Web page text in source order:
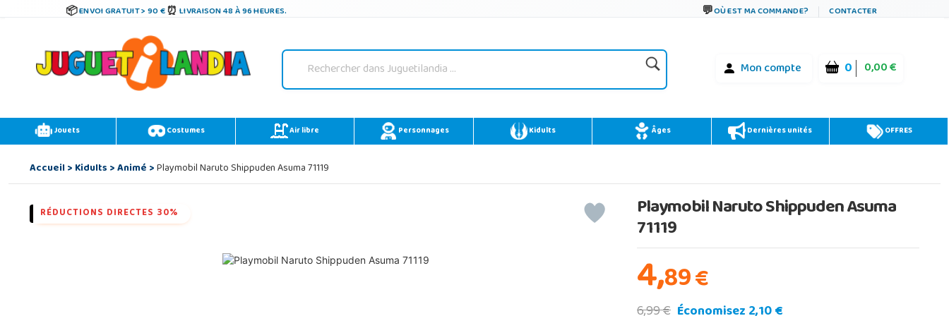
ENVOI GRATUIT > 90 € LIVRAISON 48 À 96 HEURES. OÙ EST MA COMMANDE? CONTACTER
Mon compte 0 0,00 €
Jouets Costumes Air libre Personnages Kidults Âges Dernières unités OFFRES
Accueil>Kidults>Animé>Playmobil Naruto Shippuden Asuma 71119
RÉDUCTIONS DIRECTES 30% Playmobil Naruto Shippuden Asuma
71119
4,89€